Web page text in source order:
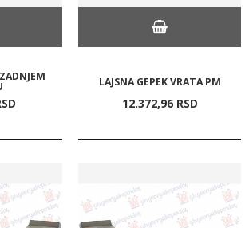
LAJSNA GEPEK VRATA PM
12.372,96 RSD